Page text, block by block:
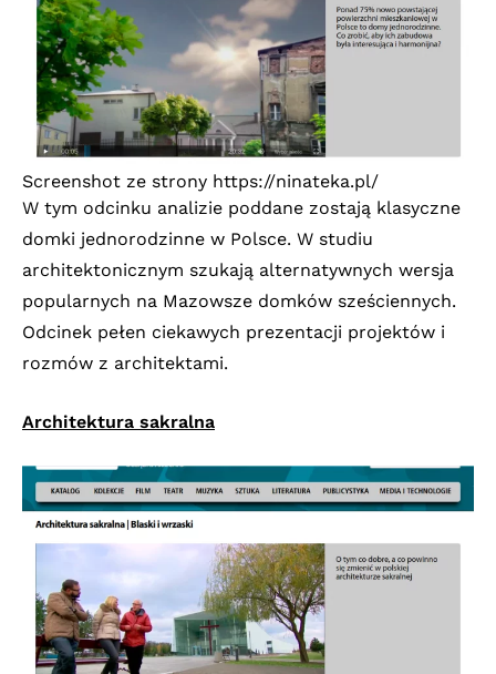
Screenshot ze strony https://ninateka.pl/
W tym odcinku analizie poddane zostają klasyczne
domki jednorodzinne w Polsce. W studiu
architektonicznym szukają alternatywnych wersja
popularnych na Mazowsze domków sześciennych.
Odcinek pełen ciekawych prezentacji projektów i
rozmów z architektami.
Architektura sakralna